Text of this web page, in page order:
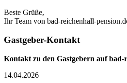
Beste Grüße,
Ihr Team von bad-reichenhall-
Gastgeber-Kontakt
Kontakt zu den Gastgebern auf bad-
14.04.2026